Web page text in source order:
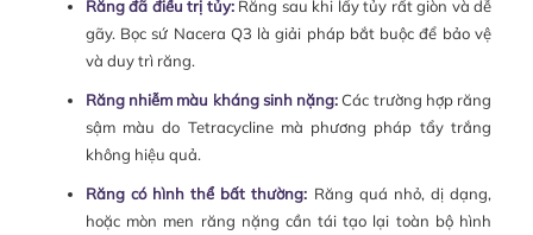
Răng đã điều trị tủy:Răng sau khi lấy tủy rất giòn và dễ
gãy. Bọc sứ Nacera Q3 là giải pháp bắt buộc để bảo vệ
và duy trì răng.
Răng nhiễm màu kháng sinh nặng:Các trường hợp răng
sậm màu do Tetracycline mà phương pháp tẩy trắng
không hiệu quả.
Răng có hình thể bất thường: Răng quá nhỏ, dị dạng,
hoặc mòn men răng nặng cần tái tạo lại toàn bộ hình